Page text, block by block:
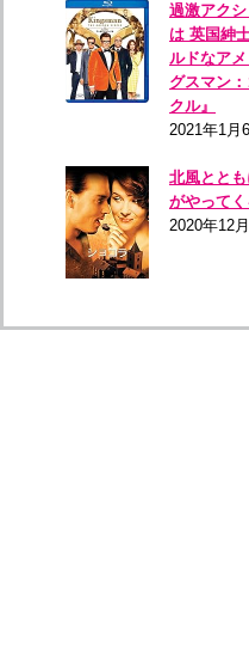
過激アク
は 英国紳
ルドなア
グスマン
クル』
2021年1月
北風とと
がやってく
2020年12